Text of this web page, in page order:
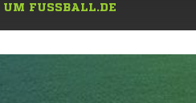
FUSSBALL.DE